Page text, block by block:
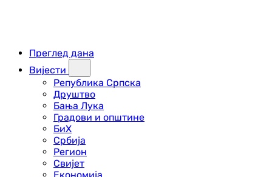
Преглед дана
Вијести
Република Српска
Друштво
Бања Лука
Градови и општине
БиХ
Србија
Регион
Свијет